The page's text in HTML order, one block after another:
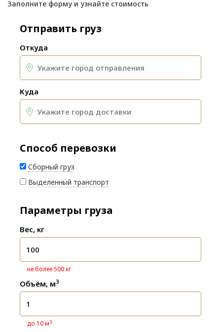
Заполните форму и узнайте стоимость
Отправить груз
Откуда
Куда
Способ перевозки
Сборный груз
Выделенный транспорт
Параметры груза
Вес, кг
не более 500 кг
Объём, м3
до 10 м3